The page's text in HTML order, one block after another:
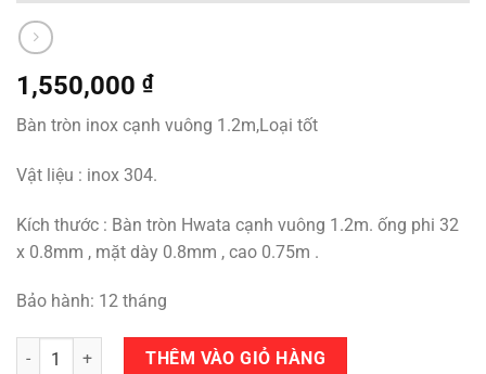
1,550,000 ₫
Bàn tròn inox cạnh vuông 1.2m,Loại tốt
Vật liệu : inox 304.
Kích thước : Bàn tròn Hwata cạnh vuông 1.2m. ống phi 32
x 0.8mm , mặt dày 0.8mm , cao 0.75m .
Bảo hành: 12 tháng
Số lượng THÊM VÀO GIỎ HÀNG